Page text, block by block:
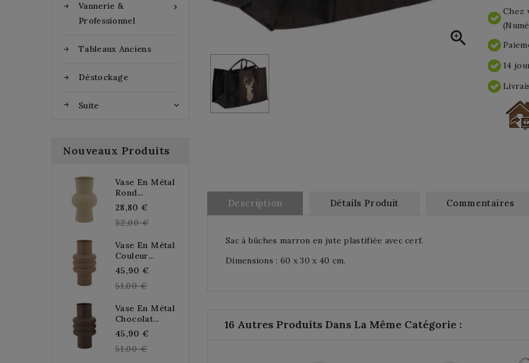

Vannerie &
Professionnel
Tableaux Anciens
Déstockage
Suite 
Nouveaux Produits
Vase En Métal
Rond...
28,80 €
price
32,00 €
Vase En Métal
Couleur...
45,90 €
51,00 €
Vase En Métal
Chocolat...
45,90 €
51,00 €

Chez
14
Description Détails Produit Commentaires
Sac à bûches marron en jute plastifiée avec cerf.
Dimensions : 60 x 30 x 40 cm.
16 Autres Produits Dans La Même Catégorie :